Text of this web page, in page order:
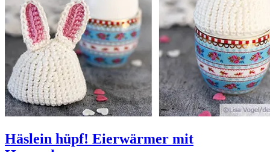
Häslein hüpf! Eierwärmer mit